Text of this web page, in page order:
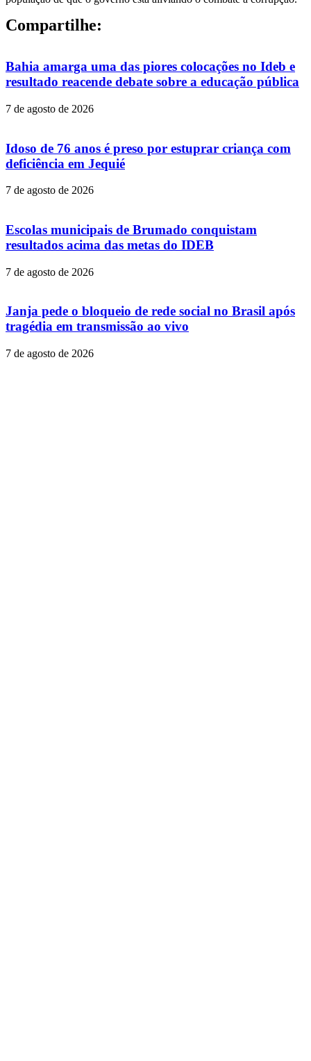
Compartilhe:
Bahia amarga uma das piores colocações no Ideb e
resultado reacende debate sobre a educação pública
7 de agosto de 2026
Idoso de 76 anos é preso por estuprar criança com
deficiência em Jequié
7 de agosto de 2026
Escolas municipais de Brumado conquistam
resultados acima das metas do IDEB
7 de agosto de 2026
Janja pede o bloqueio de rede social no Brasil após
tragédia em transmissão ao vivo
7 de agosto de 2026